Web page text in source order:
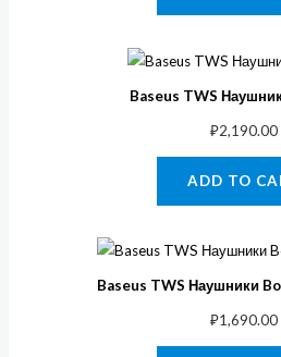
Baseus TWS
₽2,190.00
ADD TO
Baseus TWS Наушники
₽1,690.00